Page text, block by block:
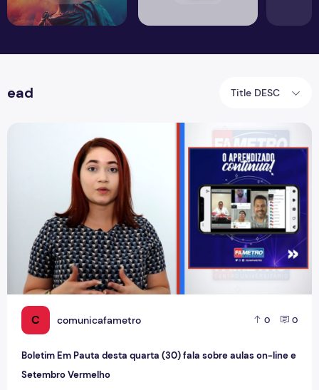
ead Title DESC
C comunicafametro 0 0
Boletim Em Pauta desta quarta (30) fala sobre aulas on-line e
Setembro Vermelho
Boletim Em Pauta desta quarta (30) fala sobre aulas on-